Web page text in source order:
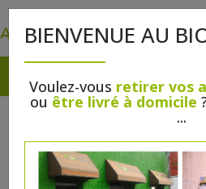
BIENVENUE AU
Voulez-vous retirer vos
ou être livré à domicile
...